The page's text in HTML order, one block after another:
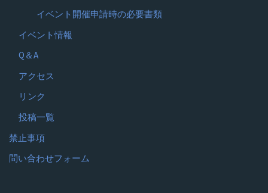
イベント開催申請時の必要書類
イベント情報
Q＆A
アクセス
リンク
投稿一覧
禁止事項
問い合わせフォーム